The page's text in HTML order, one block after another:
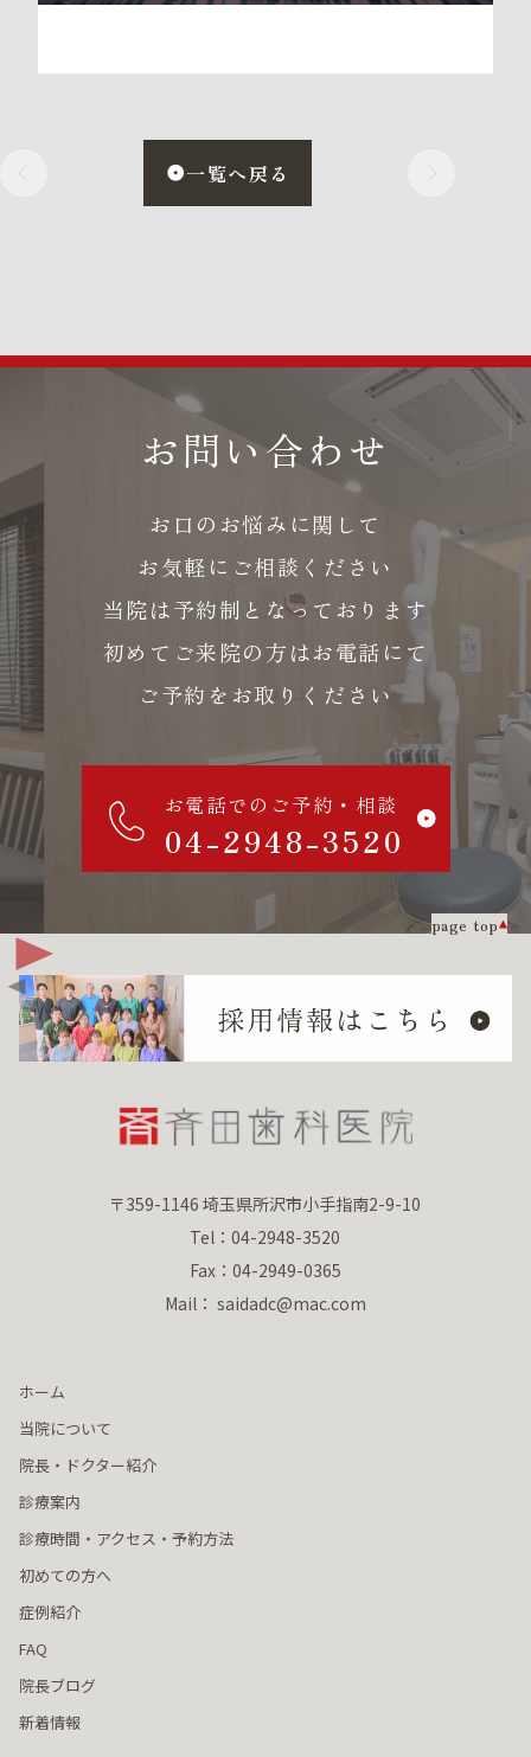
一覧へ戻る
お問い合わせ
お口のお悩みに関して
お気軽にご相談ください
当院は予約制となっております
初めてご来院の方はお電話にて
ご予約をお取りください
お電話でのご予約・相談
04-2948-3520
page top
〒359-1146 埼玉県所沢市小手指南2-9-10
Tel：04-2948-3520
Fax：04-2949-0365
Mail： saidadc@mac.com
ホーム
当院について
院長・ドクター紹介
診療案内
診療時間・アクセス・予約方法
初めての方へ
症例紹介
FAQ
院長ブログ
新着情報